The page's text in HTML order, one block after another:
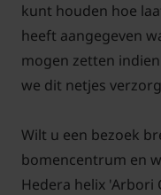
kunt houden hoe
heeft aangegeven
mogen zetten
we dit netjes
Wilt u een bezoek
bomencentrum en
Hedera helix 'Arbori